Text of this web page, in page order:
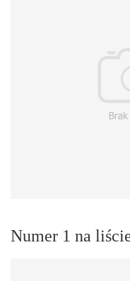
Numer 1 na